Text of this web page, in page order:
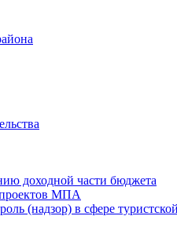
доходной части бюджета
проектов МПА
(надзор) в сфере